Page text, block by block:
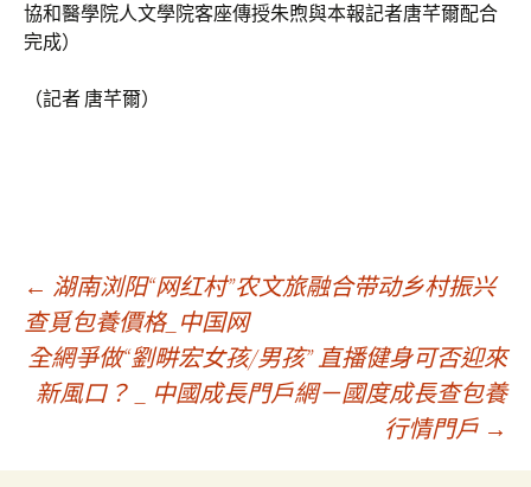
協和醫學院人文學院客座傳授朱煦與本報記者唐芊爾配合
完成）
（記者 唐芊爾）
文
章
導
← 湖南浏阳“网红村”农文旅融合带动乡村振兴
查覓包養價格_中国网
全網爭做“劉畊宏女孩/男孩” 直播健身可否迎來
新風口？ _ 中國成長門戶網－國度成長查包養
行情門戶 →